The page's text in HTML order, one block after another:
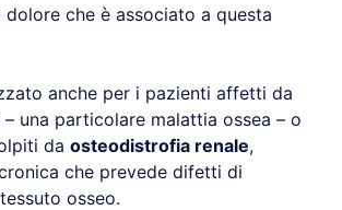
che è associato a questa
anche per i pazienti affetti da
– una particolare malattia ossea – o
da osteodistrofia renale,
che prevede difetti di
osseo.